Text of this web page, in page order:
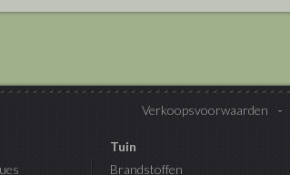
Verkoopsvoorwaarden
Tuin
Brandstoffen